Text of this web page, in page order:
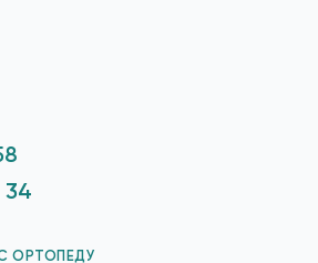
ОРТОПЕДУ